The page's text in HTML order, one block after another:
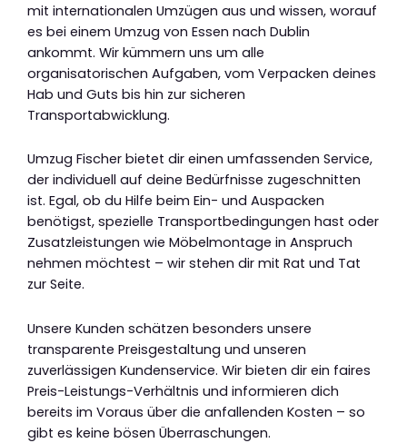
mit internationalen Umzügen aus und wissen, worauf
es bei einem Umzug von Essen nach Dublin
ankommt. Wir kümmern uns um alle
organisatorischen Aufgaben, vom Verpacken deines
Hab und Guts bis hin zur sicheren
Transportabwicklung.
Umzug Fischer bietet dir einen umfassenden Service,
der individuell auf deine Bedürfnisse zugeschnitten
ist. Egal, ob du Hilfe beim Ein- und Auspacken
benötigst, spezielle Transportbedingungen hast oder
Zusatzleistungen wie Möbelmontage in Anspruch
nehmen möchtest – wir stehen dir mit Rat und Tat
zur Seite.
Unsere Kunden schätzen besonders unsere
transparente Preisgestaltung und unseren
zuverlässigen Kundenservice. Wir bieten dir ein faires
Preis-Leistungs-Verhältnis und informieren dich
bereits im Voraus über die anfallenden Kosten – so
gibt es keine bösen Überraschungen.